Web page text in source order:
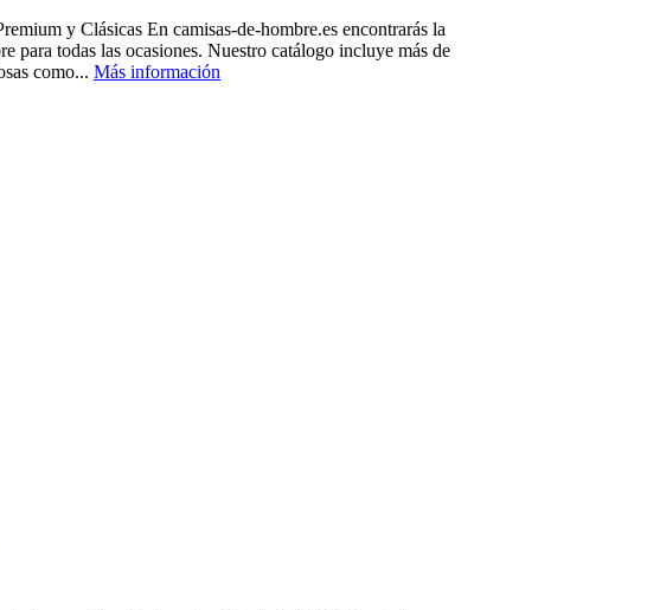
y Clásicas En camisas-de-hombre.es encontrarás la
para todas las ocasiones. Nuestro catálogo incluye más de
como... Más información